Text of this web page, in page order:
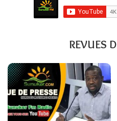
REVUES